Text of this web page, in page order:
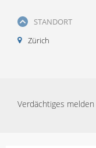
STANDORT
Zürich
Verdächtiges melden